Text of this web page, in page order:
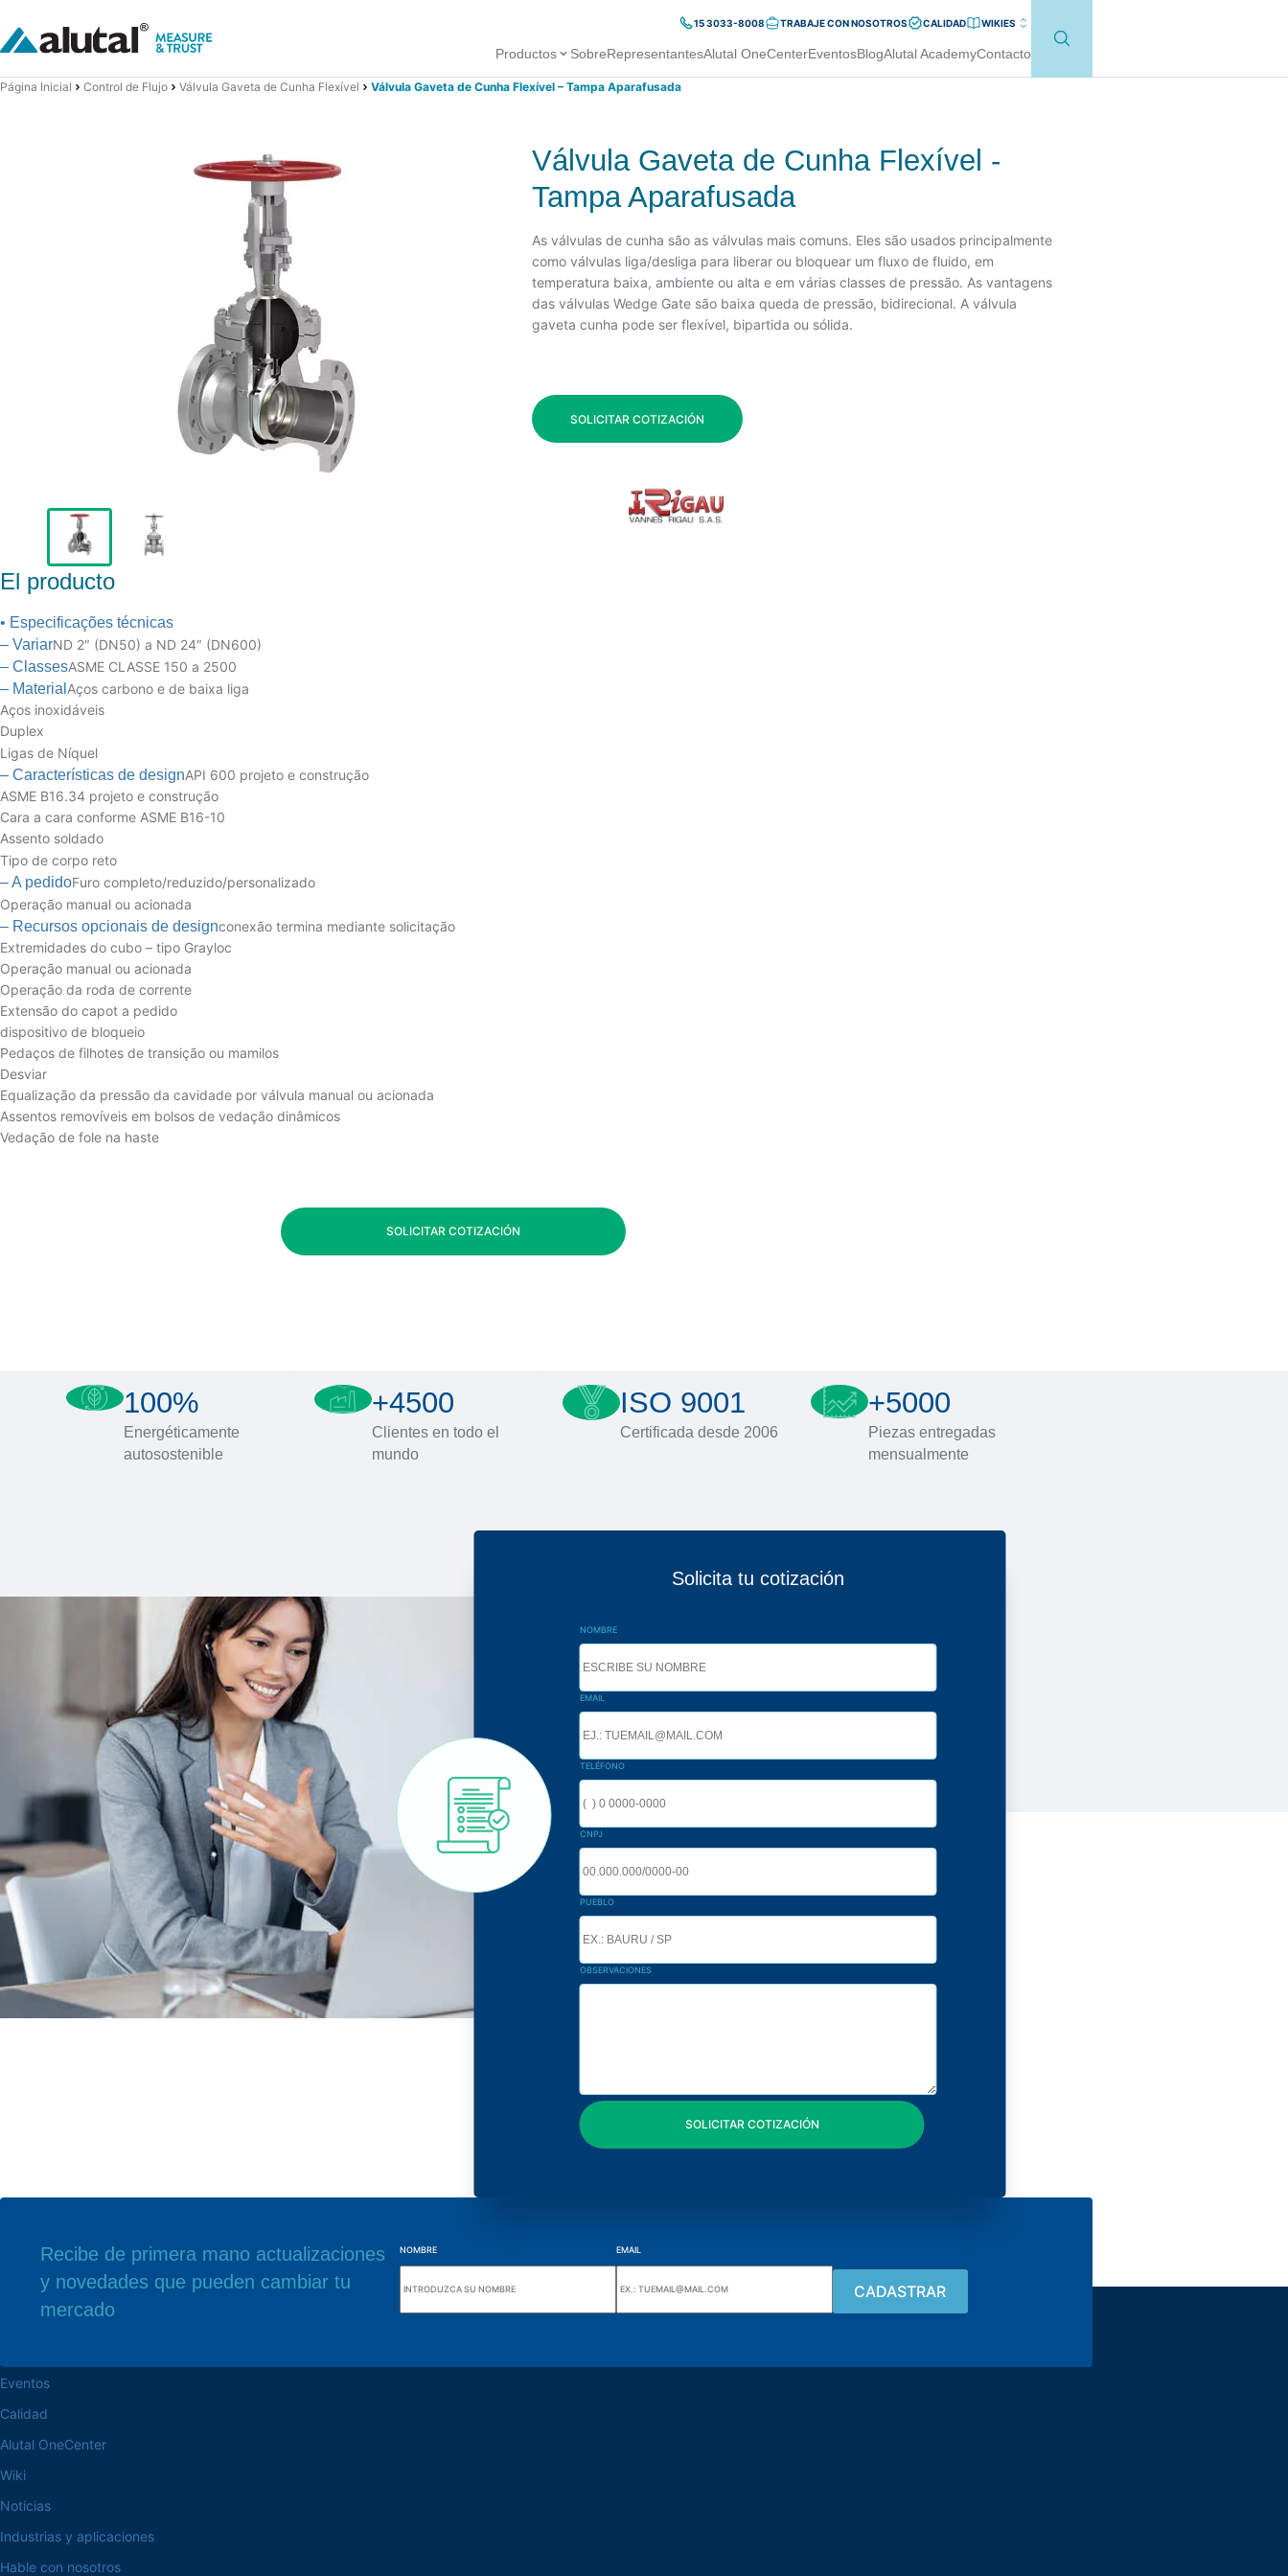
15 3033-8008 TRABAJE CON NOSOTROS CALIDAD WIKIES
Productos SobreRepresentantesAlutal OneCenterEventosBlogAlutal AcademyContacto
Página Inicial Control de Flujo Válvula Gaveta de Cunha Flexível Válvula Gaveta de Cunha Flexível – Tampa Aparafusada
Válvula Gaveta de Cunha Flexível -
Tampa Aparafusada
As válvulas de cunha são as válvulas mais comuns. Eles são usados principalmente
como válvulas liga/desliga para liberar ou bloquear um fluxo de fluido, em
temperatura baixa, ambiente ou alta e em várias classes de pressão. As vantagens
das válvulas Wedge Gate são baixa queda de pressão, bidirecional. A válvula
gaveta cunha pode ser flexível, bipartida ou sólida.
SOLICITAR COTIZACIÓN
El producto
• Especificações técnicas
– VariarND 2″ (DN50) a ND 24″ (DN600)
– ClassesASME CLASSE 150 a 2500
– Material Aços carbono e de baixa liga
Aços inoxidáveis
Duplex
Ligas de Níquel
– Características de designAPI 600 projeto e construção
ASME B16.34 projeto e construção
Cara a cara conforme ASME B16-10
Assento soldado
Tipo de corpo reto
– A pedidoFuro completo/reduzido/personalizado
Operação manual ou acionada
– Recursos opcionais de designconexão termina mediante solicitação
Extremidades do cubo – tipo Grayloc
Operação manual ou acionada
Operação da roda de corrente
Extensão do capot a pedido
dispositivo de bloqueio
Pedaços de filhotes de transição ou mamilos
Desviar
Equalização da pressão da cavidade por válvula manual ou acionada
Assentos removíveis em bolsos de vedação dinâmicos
Vedação de fole na haste
SOLICITAR COTIZACIÓN
100%
Energéticamente
autosostenible
+4500
Clientes en todo el
mundo
ISO 9001
Certificada desde 2006
+5000
Piezas entregadas
mensualmente
Solicita tu cotización
NOMBRE
EMAIL
TELÉFONO
CNPJ
PUEBLO
OBSERVACIONES
Recibe de primera mano actualizaciones
y novedades que pueden cambiar tu
mercado
NOMBRE EMAIL
navegue por el sitio web
Acerca de la Alutal
Eventos
Calidad
Alutal OneCenter
Wiki
Noticias
Industrias y aplicaciones
Hable con nosotros
Nuestra sede Wiki Alutal